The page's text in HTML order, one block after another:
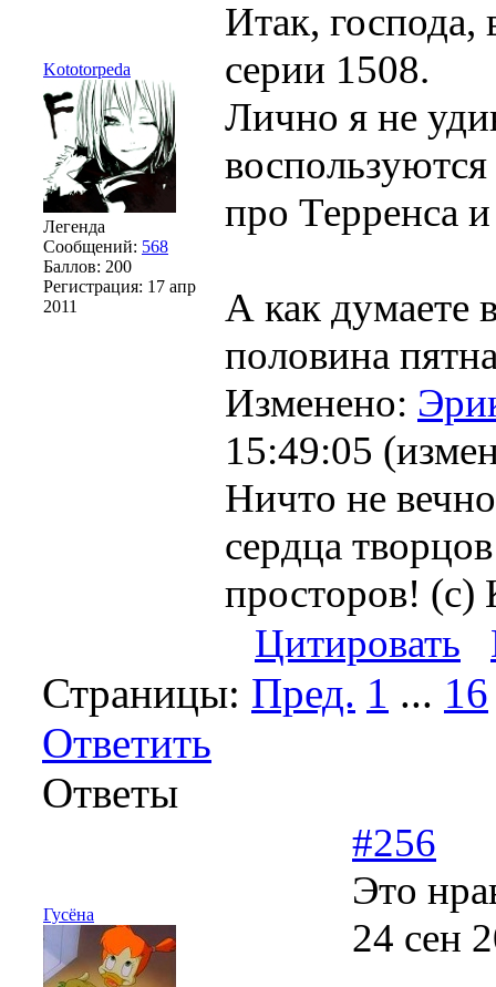
Kototorpeda
Легенда
Сообщений: 568
Баллов: 200
Регистрация: 17 апр
2011
Итак,
серии 1508.
Лично я не
про Терренса
А как думаете
половина
Изменено:
15:49:05 (
Ничто не
сердца
просторов! (с)
Цитировать
Страницы: Пред. 1 ... 16
Ответить
Ответы
Гусёна
#256
Это
24 сен